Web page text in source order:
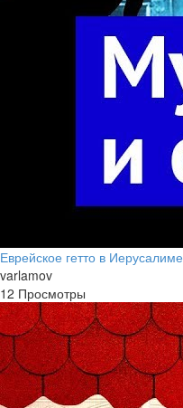
Еврейское гетто в Иерусалиме
varlamov
12 Просмотры